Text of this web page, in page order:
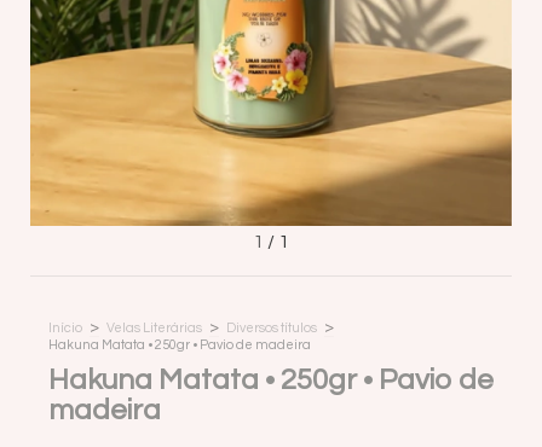
1 / 1
Início > Velas Literárias > Diversos títulos >
Hakuna Matata • 250gr • Pavio de madeira
Hakuna Matata • 250gr • Pavio de
madeira